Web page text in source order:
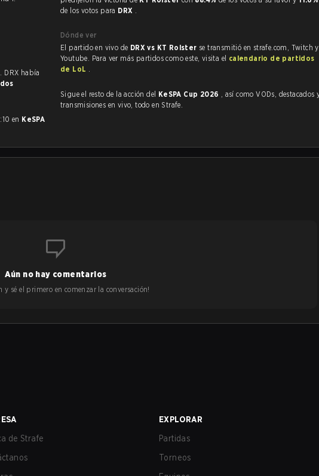
. DRX había
en KeSPA
de los votos para DRX .
Dónde ver
El partido en vivo de DRX vs KT Rolster se transmitió en strafe.com, Twitch y
Youtube. Para ver más partidos como este, visita el calendario de partidos
de LoL .
Sigue el resto de la acción del KeSPA Cup 2026 , así como VODs, destacados y
transmisiones en vivo, todo en Strafe.
Aún no hay comentarios
y sé el primero en comenzar la conversación!
de Strafe
EXPLORAR
Partidas
Torneos